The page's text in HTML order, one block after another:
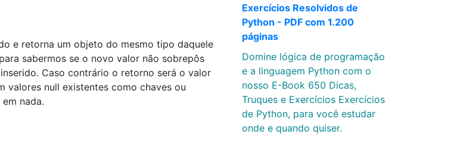
e retorna um objeto do mesmo tipo daquele
sabermos se o novo valor não sobrepôs
Caso contrário o retorno será o valor
valores null existentes como chaves ou
nada.
Exercícios Resolvidos de
Python - PDF com 1.200
páginas
Domine lógica de programação
e a linguagem Python com o
nosso E-Book 650 Dicas,
Truques e Exercícios Exercícios
de Python, para você estudar
onde e quando quiser.